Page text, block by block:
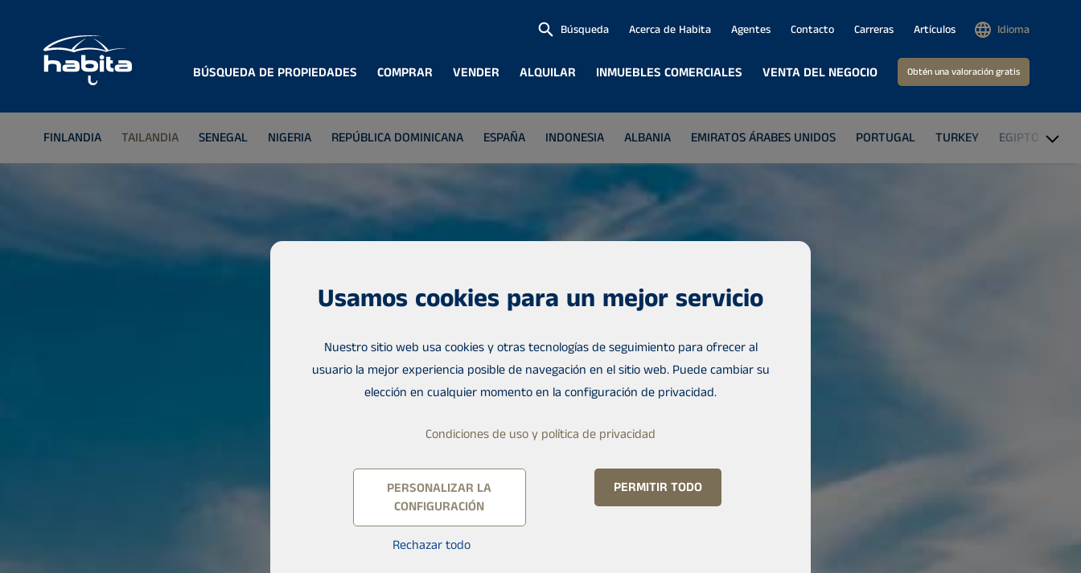
BÚSQUEDA DE PROPIEDADES COMPRAR VENDER ALQUILAR INMUEBLES COMERCIALES VENTA DEL NEGOCIO Obtén una valoración gratis
Búsqueda Acerca de Habita Agentes Contacto Carreras Artículos Idioma
FINLANDIA TAILANDIA SENEGAL NIGERIA REPÚBLICA DOMINICANA ESPAÑA INDONESIA ALBANIA EMIRATOS ÁRABES UNIDOS PORTUGAL TURKEY EGIPTO
Usamos cookies para un mejor servicio
Nuestro sitio web usa cookies y otras tecnologías de seguimiento para ofrecer al
usuario la mejor experiencia posible de navegación en el sitio web. Puede cambiar su
elección en cualquier momento en la configuración de privacidad.
Condiciones de uso y política de privacidad
PERSONALIZAR LA
CONFIGURACIÓN
Rechazar todo
PERMITIR TODO